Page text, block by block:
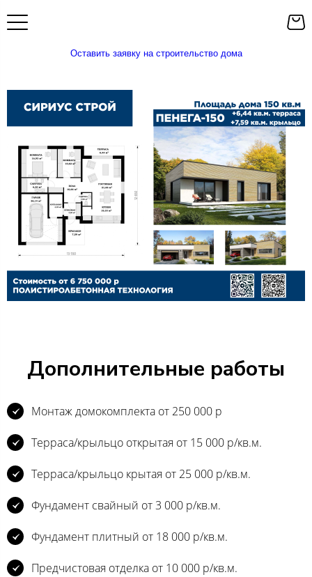
Оставить заявку на строительство дома
Дополнительные работы
Монтаж домокомплекта от 250 000 р
Терраса/крыльцо открытая от 15 000 р/кв.м.
Терраса/крыльцо крытая от 25 000 р/кв.м.
Фундамент свайный от 3 000 р/кв.м.
Фундамент плитный от 18 000 р/кв.м.
Предчистовая отделка от 10 000 р/кв.м.